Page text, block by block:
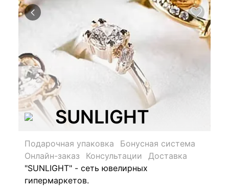
SUNLIGHT
Подарочная упаковка
Бонусная система
Онлайн-заказ
Консультации
Доставка
"SUNLIGHT" - сеть ювелирных
гипермаркетов.